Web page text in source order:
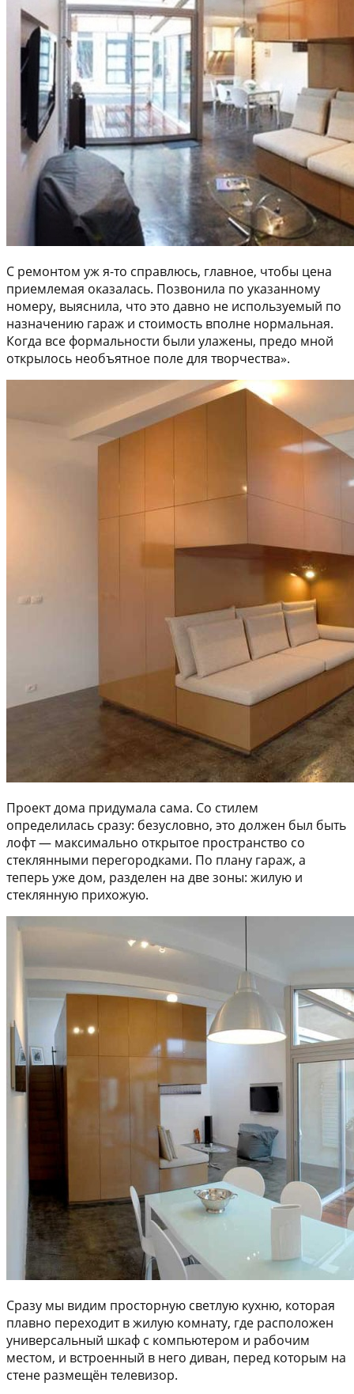
С ремонтом уж я-то справлюсь, главное, чтобы цена
приемлемая оказалась. Позвонила по указанному
номеру, выяснила, что это давно не используемый по
назначению гараж и стоимость вполне нормальная.
Когда все формальности были улажены, предо мной
открылось необъятное поле для творчества».
Проект дома придумала сама. Со стилем
определилась сразу: безусловно, это должен был быть
лофт — максимально открытое пространство со
стеклянными перегородками. По плану гараж, а
теперь уже дом, разделен на две зоны: жилую и
стеклянную прихожую.
Сразу мы видим просторную светлую кухню, которая
плавно переходит в жилую комнату, где расположен
универсальный шкаф с компьютером и рабочим
местом, и встроенный в него диван, перед которым на
стене размещён телевизор.